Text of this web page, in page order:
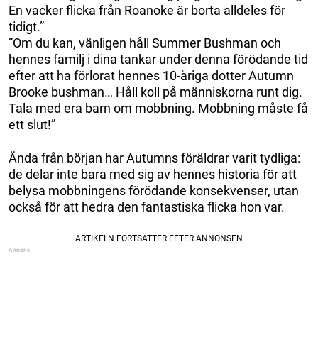
En vacker flicka från Roanoke är borta alldeles för
tidigt.”
”Om du kan, vänligen håll Summer Bushman och
hennes familj i dina tankar under denna förödande tid
efter att ha förlorat hennes 10-åriga dotter Autumn
Brooke bushman… Håll koll på människorna runt dig.
Tala med era barn om mobbning. Mobbning måste få
ett slut!”
Ända från början har Autumns föräldrar varit tydliga:
de delar inte bara med sig av hennes historia för att
belysa mobbningens förödande konsekvenser, utan
också för att hedra den fantastiska flicka hon var.